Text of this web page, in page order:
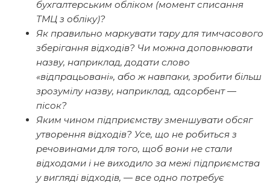
бухгалтерським обліком (момент списання
ТМЦ з обліку)?
Як правильно маркувати тару для тимчасового
зберігання відходів? Чи можна доповнювати
назву, наприклад, додати слово
«відпрацьовані», або ж навпаки, зробити більш
зрозумілу назву, наприклад, адсорбент —
пісок?
Яким чином підприємству зменшувати обсяг
утворення відходів? Усе, що не робиться з
речовинами для того, щоб вони не стали
відходами і не виходило за межі підприємства
у вигляді відходів, — все одно потребує